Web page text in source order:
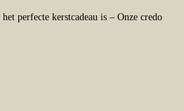
perfecte kerstcadeau is – Onze credo